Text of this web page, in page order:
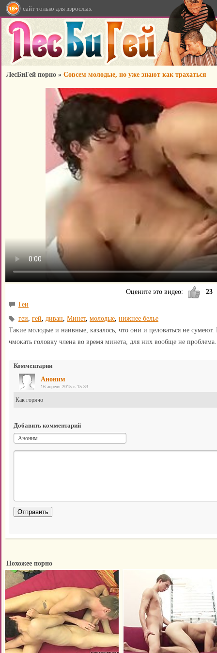
сайт только для взрослых
ЛесБиГей порно » Совсем молодые, но уже знают как трахаться
Оцените это видео:
23
Геи
геи, гей, диван, Минет, молодые, нижнее белье
Такие молодые и наивные, казалось, что они и целоваться не
чмокать головку члена во время минета, для них вообще не проблема.
Комментарии
Аноним
16 апреля 2015 в 15:33
Как горячо
Добавить комментарий
Похожее порно